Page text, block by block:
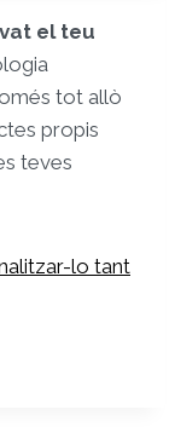
el teu
tot allò
propis
teves
lo tant